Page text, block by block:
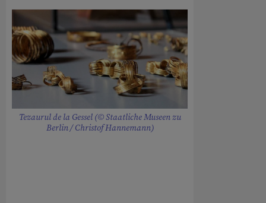
Tezaurul de la Gessel (© Staatliche Museen zu
Berlin / Christof Hannemann)